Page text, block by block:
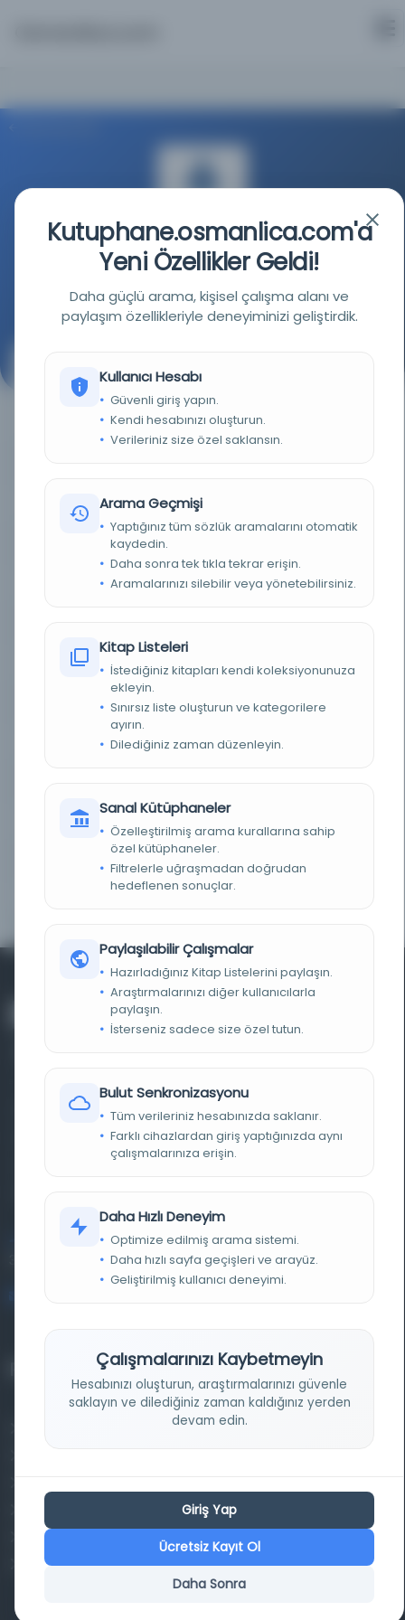
İstanbul Büyükşehir Belediyesi Kütüphaneleri
Kaynağa git
İrade-i Seniyye ile daha evvel tahsis edilen maaşının
kesildiğini, ailesini geçindiremediğini ve kendisine
yardımcı olunmasını temenni eden 12 Şubat 335 tarihli
Abdurrahman Muhammed imzalı arzuhal
Belge
Osmanlıca
Evet
FIZIKSEL BOYUTLAR
İstanbul Büyükşehir Belediyesi Kütüphaneleri
DEMIRBAŞ NUMARASI Bel_Mtf_048276
Farklı dönem, dil ve coğrafyalara ait tarihî yazma ve
basma eserleri, arşiv belgelerini, süreli yayınları ve görsel
materyalleri bir araya getiren kapsamlı bir dijital
Entertech Ofis: 322 İstanbul Ün. Avcılar Kampüsü Avcılar,
34320 İstanbul
Projelerimiz
Kazakça Metin Sıklık Analizi
Transkripsiyon Alfabesi Çevirisi
Tarihi Dokümanlarda Görüntü İyileştirilmesi
Kutuphane.osmanlica.com'a
Yeni Özellikler Geldi!
Daha güçlü arama, kişisel çalışma alanı ve
paylaşım özellikleriyle deneyiminizi geliştirdik.
Kullanıcı Hesabı
Güvenli giriş yapın.
Kendi hesabınızı oluşturun.
Verileriniz size özel saklansın.
Arama Geçmişi
Yaptığınız tüm sözlük aramalarını otomatik
kaydedin.
Daha sonra tek tıkla tekrar erişin.
Aramalarınızı silebilir veya yönetebilirsiniz.
Kitap Listeleri
İstediğiniz kitapları kendi koleksiyonunuza
ekleyin.
Sınırsız liste oluşturun ve kategorilere
ayırın.
Dilediğiniz zaman düzenleyin.
Sanal Kütüphaneler
Özelleştirilmiş arama kurallarına sahip
özel kütüphaneler.
Filtrelerle uğraşmadan doğrudan
hedeflenen sonuçlar.
Paylaşılabilir Çalışmalar
Hazırladığınız Kitap Listelerini paylaşın.
Araştırmalarınızı diğer kullanıcılarla
paylaşın.
İsterseniz sadece size özel tutun.
Bulut Senkronizasyonu
Tüm verileriniz hesabınızda saklanır.
Farklı cihazlardan giriş yaptığınızda aynı
çalışmalarınıza erişin.
Daha Hızlı Deneyim
Optimize edilmiş arama sistemi.
Daha hızlı sayfa geçişleri ve arayüz.
Geliştirilmiş kullanıcı deneyimi.
Çalışmalarınızı Kaybetmeyin
Hesabınızı oluşturun, araştırmalarınızı güvenle
saklayın ve dilediğiniz zaman kaldığınız yerden
devam edin.
Giriş Yap
Ücretsiz Kayıt Ol
Daha Sonra